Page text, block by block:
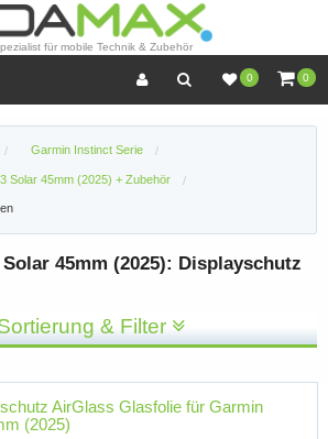
für mobile Technik & Zubehör
0 0
Garmin Instinct Serie
Solar 45mm (2025) + Zubehör
45mm (2025): Displayschutz
& Filter
AirGlass Glasfolie für Garmin
(2025)